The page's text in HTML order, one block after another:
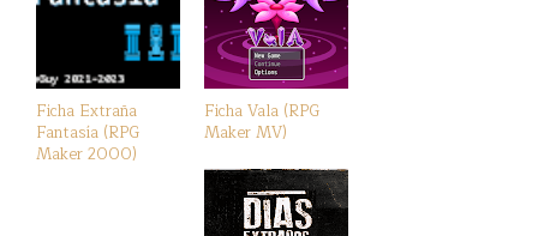
Ficha Extraña
Fantasía (RPG
Maker 2000)
Ficha Vala (RPG
Maker MV)